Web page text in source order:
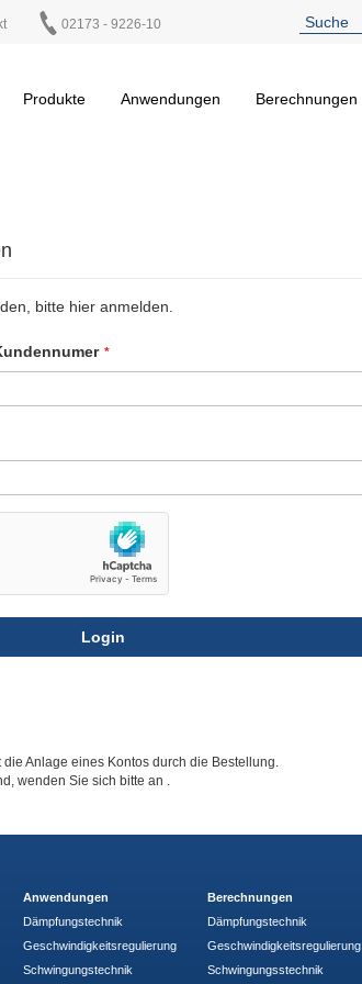
02173 - 9226-10
Produkte
Anwendungen Berechnungen
bitte hier anmelden.
Login
die Anlage eines Kontos durch die Bestellung.
wenden Sie sich bitte an .
Anwendungen
Dämpfungstechnik
Geschwindigkeitsregulierung
Schwingungstechnik
Berechnungen
Dämpfungstechnik
Geschwindigkeitsregulierung
Schwingungsstechnik